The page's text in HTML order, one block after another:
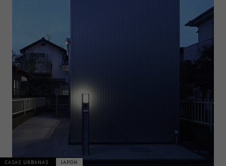
CASAS URBANAS JAPÓN